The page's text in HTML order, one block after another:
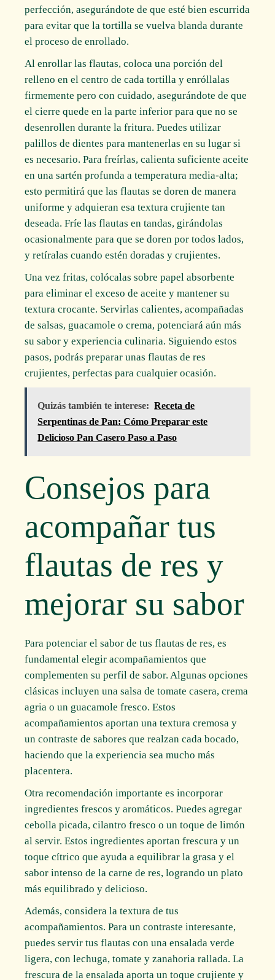
perfección, asegurándote de que esté bien escurrida
para evitar que la tortilla se vuelva blanda durante
el proceso de enrollado.
Al enrollar las flautas, coloca una porción del
relleno en el centro de cada tortilla y enróllalas
firmemente pero con cuidado, asegurándote de que
el cierre quede en la parte inferior para que no se
desenrollen durante la fritura. Puedes utilizar
palillos de dientes para mantenerlas en su lugar si
es necesario. Para freírlas, calienta suficiente aceite
en una sartén profunda a temperatura media-alta;
esto permitirá que las flautas se doren de manera
uniforme y adquieran esa textura crujiente tan
deseada. Fríe las flautas en tandas, girándolas
ocasionalmente para que se doren por todos lados,
y retíralas cuando estén doradas y crujientes.
Una vez fritas, colócalas sobre papel absorbente
para eliminar el exceso de aceite y mantener su
textura crocante. Servirlas calientes, acompañadas
de salsas, guacamole o crema, potenciará aún más
su sabor y experiencia culinaria. Siguiendo estos
pasos, podrás preparar unas flautas de res
crujientes, perfectas para cualquier ocasión.
Quizás también te interese: Receta de
Serpentinas de Pan: Cómo Preparar este
Delicioso Pan Casero Paso a Paso
Consejos para
acompañar tus
flautas de res y
mejorar su sabor
Para potenciar el sabor de tus flautas de res, es
fundamental elegir acompañamientos que
complementen su perfil de sabor. Algunas opciones
clásicas incluyen una salsa de tomate casera, crema
agria o un guacamole fresco. Estos
acompañamientos aportan una textura cremosa y
un contraste de sabores que realzan cada bocado,
haciendo que la experiencia sea mucho más
placentera.
Otra recomendación importante es incorporar
ingredientes frescos y aromáticos. Puedes agregar
cebolla picada, cilantro fresco o un toque de limón
al servir. Estos ingredientes aportan frescura y un
toque cítrico que ayuda a equilibrar la grasa y el
sabor intenso de la carne de res, logrando un plato
más equilibrado y delicioso.
Además, considera la textura de tus
acompañamientos. Para un contraste interesante,
puedes servir tus flautas con una ensalada verde
ligera, con lechuga, tomate y zanahoria rallada. La
frescura de la ensalada aporta un toque crujiente y